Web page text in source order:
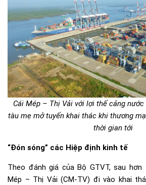
Cái Mép – Thị Vải với lợi thế cảng
tàu mẹ mở tuyến khai thác khi thương
thời gian tới
“Đón sóng” các Hiệp định kinh tế
Theo đánh giá của Bộ GTVT, sau
Mép – Thị Vải (CM-TV) đi vào khai